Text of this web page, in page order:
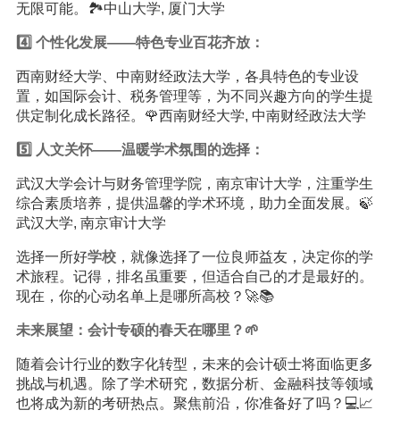
无限可能。🏞️中山大学, 厦门大学
4️⃣ 个性化发展——特色专业百花齐放：
西南财经大学、中南财经政法大学，各具特色的专业设
置，如国际会计、税务管理等，为不同兴趣方向的学生提
供定制化成长路径。🌹西南财经大学, 中南财经政法大学
5️⃣ 人文关怀——温暖学术氛围的选择：
武汉大学会计与财务管理学院，南京审计大学，注重学生
综合素质培养，提供温馨的学术环境，助力全面发展。🍃
武汉大学, 南京审计大学
选择一所好学校，就像选择了一位良师益友，决定你的学
术旅程。记得，排名虽重要，但适合自己的才是最好的。
现在，你的心动名单上是哪所高校？🚀📚
未来展望：会计专硕的春天在哪里？🌱
随着会计行业的数字化转型，未来的会计硕士将面临更多
挑战与机遇。除了学术研究，数据分析、金融科技等领域
也将成为新的考研热点。聚焦前沿，你准备好了吗？💻📈